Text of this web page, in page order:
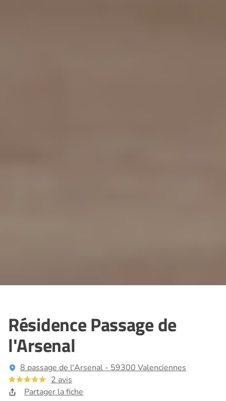
Résidence Passage de
l'Arsenal
8 passage de l'Arsenal - 59300 Valenciennes
2 avis
Partager la fiche